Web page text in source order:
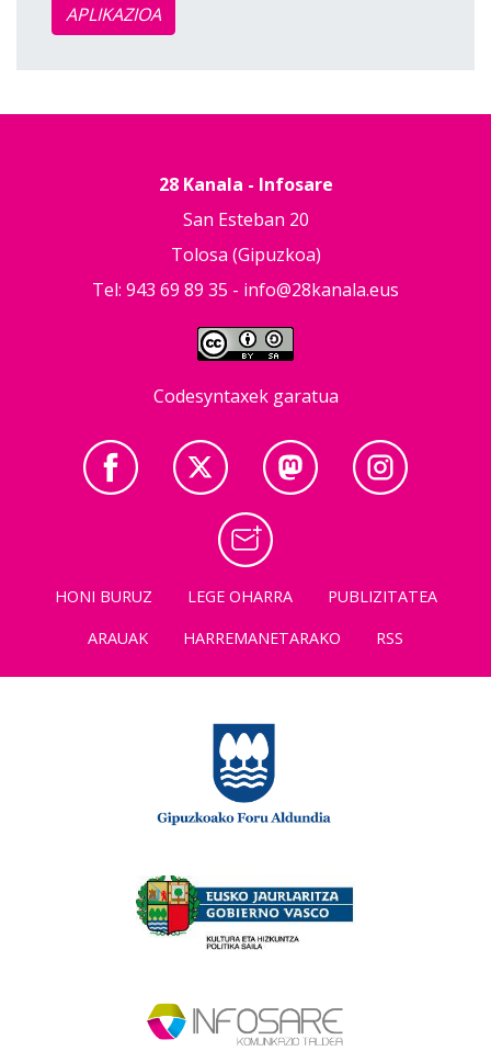
APLIKAZIOA
28 Kanala - Infosare
San Esteban 20
Tolosa (Gipuzkoa)
Tel: 943 69 89 35 - info@28kanala.eus
Codesyntaxek garatua
HONI BURUZ LEGE OHARRA
PUBLIZITATEA
ARAUAK
HARREMANETARAKO RSS